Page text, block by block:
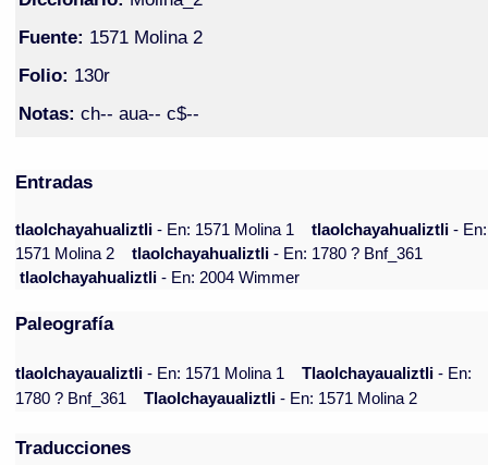
Fuente: 1571 Molina 2
Folio: 130r
Notas: ch-- aua-- c$--
Entradas
tlaolchayahualiztli- En: 1571 Molina 1 tlaolchayahualiztli- En:
1571 Molina 2
tlaolchayahualiztli- En: 1780 ? Bnf_361
tlaolchayahualiztli- En: 2004 Wimmer
Paleografía
tlaolchayaualiztli - En: 1571 Molina 1 Tlaolchayaualiztli - En:
1780 ? Bnf_361
Tlaolchayaualiztli - En: 1571 Molina 2
Traducciones